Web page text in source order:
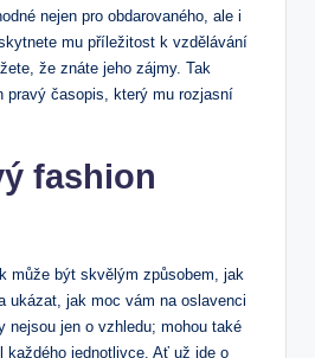
nejen pro obdarovaného, ale i
mu příležitost k vzdělávání
že znáte jeho zájmy. Tak
pravý časopis, který mu rozjasní
fashion
může být skvělým způsobem, jak
ukázat, jak moc vám na oslavenci
nejsou jen o vzhledu; mohou také
každého jednotlivce. Ať už jde o